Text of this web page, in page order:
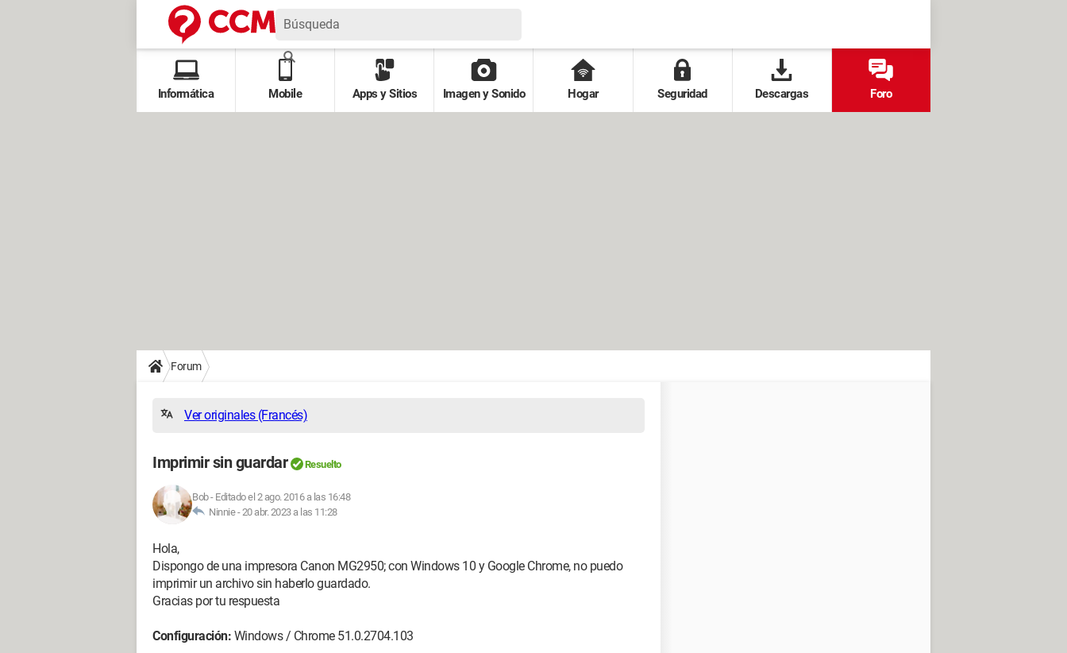
Informática Mobile Apps y Sitios Imagen y Sonido Hogar Seguridad Descargas Foro
Forum
Ver originales (Francés)
Imprimir sin guardar Resuelto
Bob- Editado el 2 ago. 2016 a las 16:48
Ninnie -20 abr. 2023 a las 11:28
Hola,
Dispongo de una impresora Canon MG2950; con Windows 10 y Google Chrome, no puedo
imprimir un archivo sin haberlo guardado.
Gracias por tu respuesta
Configuración: Windows / Chrome 51.0.2704.103